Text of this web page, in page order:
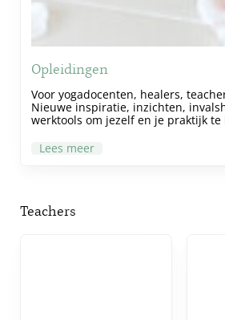
Opleidingen
Voor yogadocenten, healers,
Nieuwe inspiratie, inzichten,
werktools om jezelf en je praktijk te
Lees meer
Teachers